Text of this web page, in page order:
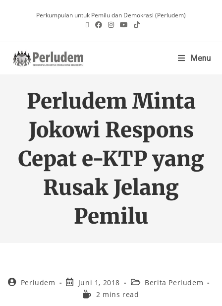
Perkumpulan untuk Pemilu dan Demokrasi (Perludem)
Menu
Perludem Minta
Jokowi Respons
Cepat e-KTP yang
Rusak Jelang
Pemilu
Perludem Juni 1, 2018
Berita Perludem
2 mins read